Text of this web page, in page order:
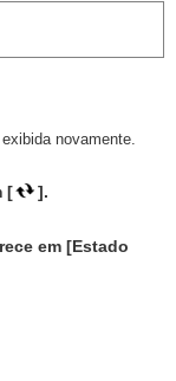
novamente.
[ ].
em [Estado